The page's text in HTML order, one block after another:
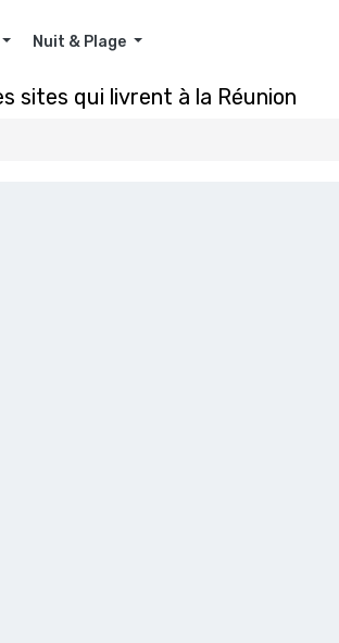
Nuit & Plage
sites qui livrent à la Réunion